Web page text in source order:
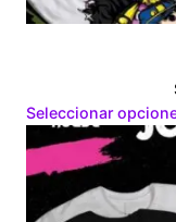
Seleccionar